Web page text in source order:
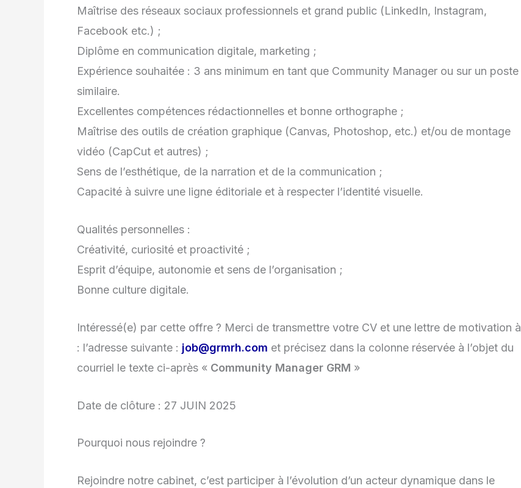
Maîtrise des réseaux sociaux professionnels et grand public (LinkedIn, Instagram,
Facebook etc.) ;
Diplôme en communication digitale, marketing ;
Expérience souhaitée : 3 ans minimum en tant que Community Manager ou sur un poste
similaire.
Excellentes compétences rédactionnelles et bonne orthographe ;
Maîtrise des outils de création graphique (Canvas, Photoshop, etc.) et/ou de montage
vidéo (CapCut et autres) ;
Sens de l’esthétique, de la narration et de la communication ;
Capacité à suivre une ligne éditoriale et à respecter l’identité visuelle.
Qualités personnelles :
Créativité, curiosité et proactivité ;
Esprit d’équipe, autonomie et sens de l’organisation ;
Bonne culture digitale.
Intéressé(e) par cette offre ? Merci de transmettre votre CV et une lettre de motivation à
: l’adresse suivante : job@grmrh.com et précisez dans la colonne réservée à l’objet du
courriel le texte ci-après « Community Manager GRM »
Date de clôture : 27 JUIN 2025
Pourquoi nous rejoindre ?
Rejoindre notre cabinet, c’est participer à l’évolution d’un acteur dynamique dans le